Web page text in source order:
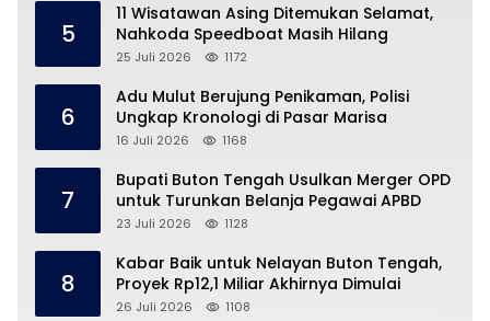
5
11 Wisatawan Asing Ditemukan Selamat,
Nahkoda Speedboat Masih Hilang
25 Juli 2026 1172
6
Adu Mulut Berujung Penikaman, Polisi
Ungkap Kronologi di Pasar Marisa
16 Juli 2026 1168
7
Bupati Buton Tengah Usulkan Merger OPD
untuk Turunkan Belanja Pegawai APBD
23 Juli 2026 1128
8
Kabar Baik untuk Nelayan Buton Tengah,
Proyek Rp12,1 Miliar Akhirnya Dimulai
26 Juli 2026 1108